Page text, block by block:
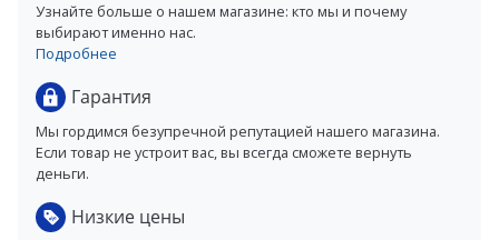
Узнайте больше о нашем магазине: кто мы и почему
выбирают именно нас.
Подробнее
Гарантия
Мы гордимся безупречной репутацией нашего магазина.
Если товар не устроит вас, вы всегда сможете вернуть
деньги.
Низкие цены